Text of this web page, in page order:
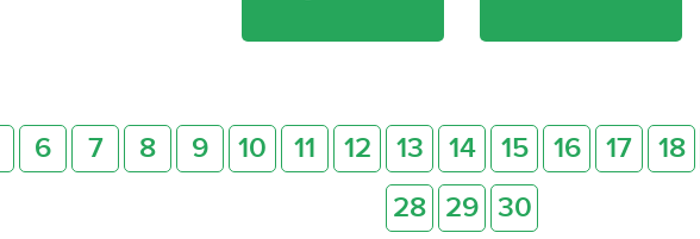
6 7 8 9 10 11 12 13 14 15 16 17 18
28 29 30